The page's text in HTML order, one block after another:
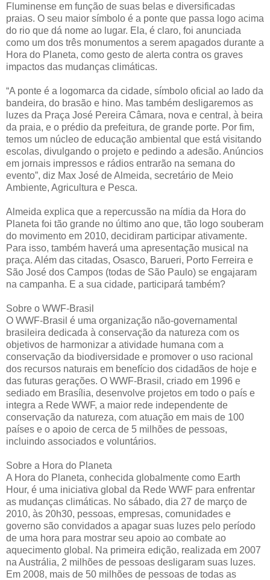
Fluminense em função de suas belas e diversificadas
praias. O seu maior símbolo é a ponte que passa logo acima
do rio que dá nome ao lugar. Ela, é claro, foi anunciada
como um dos três monumentos a serem apagados durante a
Hora do Planeta, como gesto de alerta contra os graves
impactos das mudanças climáticas.
“A ponte é a logomarca da cidade, símbolo oficial ao lado da
bandeira, do brasão e hino. Mas também desligaremos as
luzes da Praça José Pereira Câmara, nova e central, à beira
da praia, e o prédio da prefeitura, de grande porte. Por fim,
temos um núcleo de educação ambiental que está visitando
escolas, divulgando o projeto e pedindo a adesão. Anúncios
em jornais impressos e rádios entrarão na semana do
evento”, diz Max José de Almeida, secretário de Meio
Ambiente, Agricultura e Pesca.
Almeida explica que a repercussão na mídia da Hora do
Planeta foi tão grande no último ano que, tão logo souberam
do movimento em 2010, decidiram participar ativamente.
Para isso, também haverá uma apresentação musical na
praça. Além das citadas, Osasco, Barueri, Porto Ferreira e
São José dos Campos (todas de São Paulo) se engajaram
na campanha. E a sua cidade, participará também?
Sobre o WWF-Brasil
O WWF-Brasil é uma organização não-governamental
brasileira dedicada à conservação da natureza com os
objetivos de harmonizar a atividade humana com a
conservação da biodiversidade e promover o uso racional
dos recursos naturais em benefício dos cidadãos de hoje e
das futuras gerações. O WWF-Brasil, criado em 1996 e
sediado em Brasília, desenvolve projetos em todo o país e
integra a Rede WWF, a maior rede independente de
conservação da natureza, com atuação em mais de 100
países e o apoio de cerca de 5 milhões de pessoas,
incluindo associados e voluntários.
Sobre a Hora do Planeta
A Hora do Planeta, conhecida globalmente como Earth
Hour, é uma iniciativa global da Rede WWF para enfrentar
as mudanças climáticas. No sábado, dia 27 de março de
2010, às 20h30, pessoas, empresas, comunidades e
governo são convidados a apagar suas luzes pelo período
de uma hora para mostrar seu apoio ao combate ao
aquecimento global. Na primeira edição, realizada em 2007
na Austrália, 2 milhões de pessoas desligaram suas luzes.
Em 2008, mais de 50 milhões de pessoas de todas as